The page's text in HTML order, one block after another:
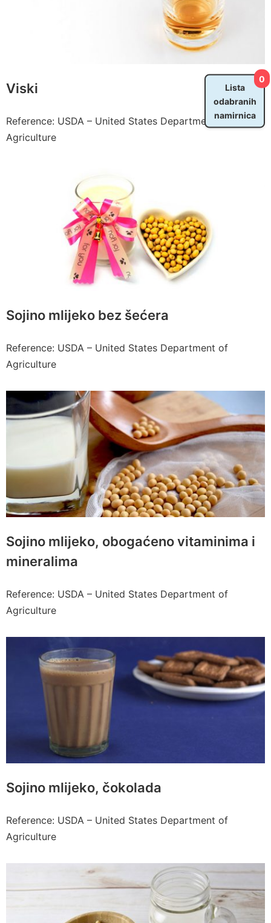
Viski
Reference: USDA – United States Department of
Agriculture
Sojino mlijeko bez šećera
Reference: USDA – United States Department of
Agriculture
Sojino mlijeko, obogaćeno vitaminima i
mineralima
Reference: USDA – United States Department of
Agriculture
Sojino mlijeko, čokolada
Reference: USDA – United States Department of
Agriculture
0
Lista
odabranih
namirnica